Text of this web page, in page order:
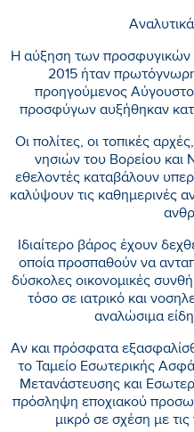
Η αύξηση των προσφυγικών
2015 ήταν
προηγούμενος
προσφύγων αυξήθηκαν
Οι πολίτες, οι τοπικές
νησιών του Βορείου και
εθελοντές καταβάλουν
καλύψουν τις καθημερινές
Ιδιαίτερο βάρος έχουν
οποία προσπαθούν να
δύσκολες οικονομικές
τόσο σε ιατρικό και
αναλώσιμα
Αν και πρόσφατα
το Ταμείο Εσωτερικής
Μετανάστευσης και
πρόσληψη εποχιακού
μικρό σε σχέση με